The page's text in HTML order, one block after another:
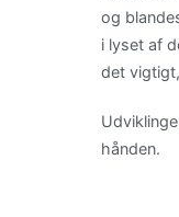
og
i lyset af
det
hånden.